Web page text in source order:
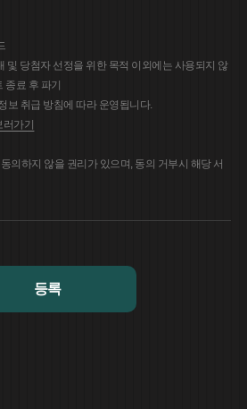
및 당첨자 선정을 위한 목적 이외에는 사용되지 않
료 후 파기
보 취급 방침에 따라 운영됩니다.
가기
의하지 않을 권리가 있으며, 동의 거부시 해당 서
등록